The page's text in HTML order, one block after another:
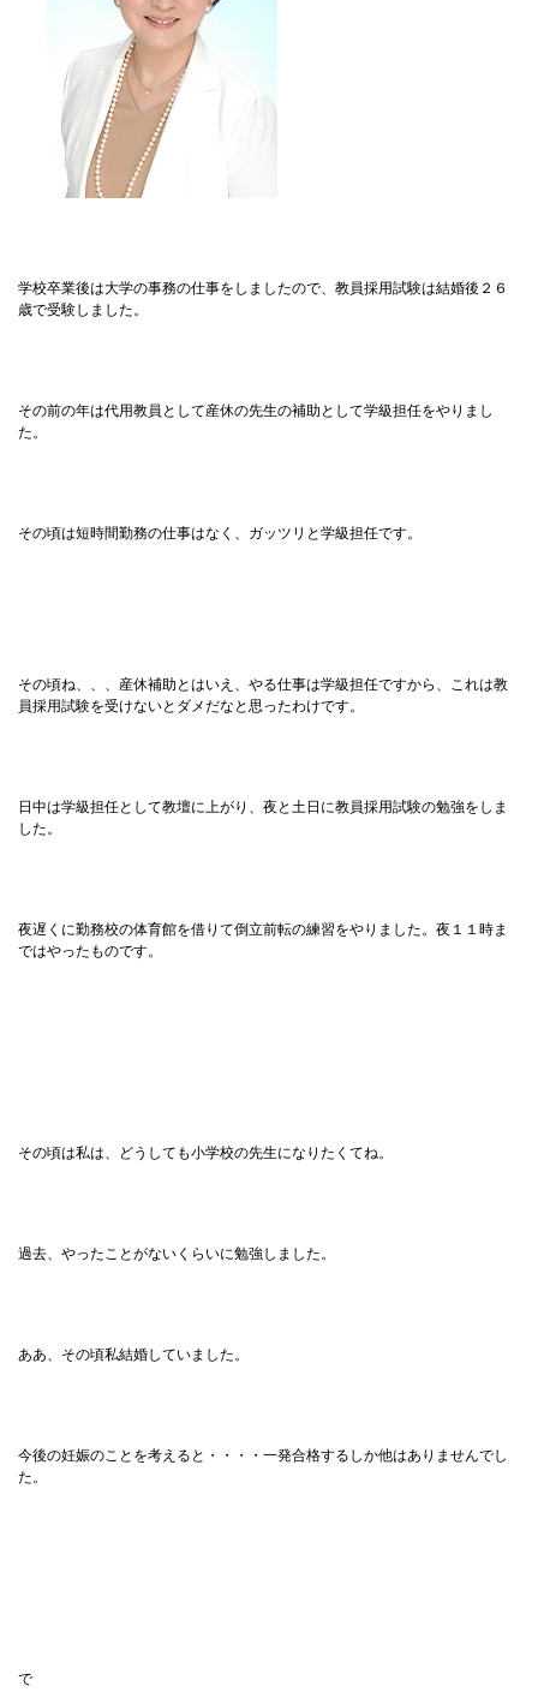
学校卒業後は大学の事務の仕事をしましたので、教員採用試験は結婚後２６
歳で受験しました。
その前の年は代用教員として産休の先生の補助として学級担任をやりまし
た。
その頃は短時間勤務の仕事はなく、ガッツリと学級担任です。
その頃ね、、、産休補助とはいえ、やる仕事は学級担任ですから、これは教
員採用試験を受けないとダメだなと思ったわけです。
日中は学級担任として教壇に上がり、夜と土日に教員採用試験の勉強をしま
した。
夜遅くに勤務校の体育館を借りて倒立前転の練習をやりました。夜１１時ま
ではやったものです。
その頃は私は、どうしても小学校の先生になりたくてね。
過去、やったことがないくらいに勉強しました。
ああ、その頃私結婚していました。
今後の妊娠のことを考えると・・・・一発合格するしか他はありませんでし
た。
で